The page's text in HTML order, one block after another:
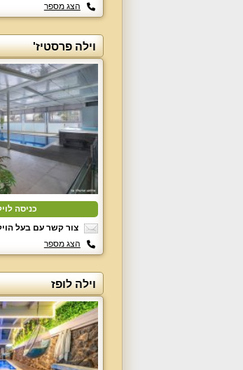
הצג מספר
וילה פרסטיז'
כניסה
צור קשר עם בעל
הצג מספר
וילה לופז